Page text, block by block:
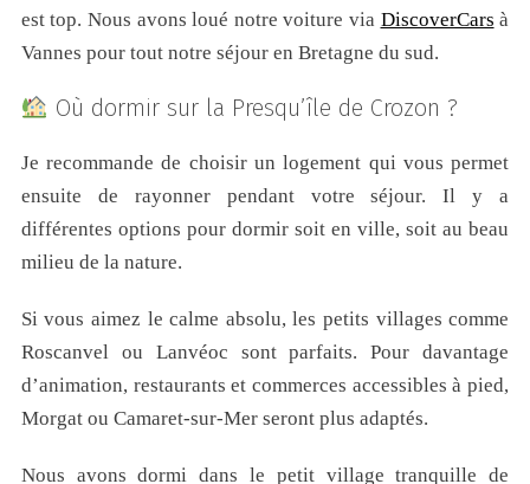
est top. Nous avons loué notre voiture via DiscoverCars à
Vannes pour tout notre séjour en Bretagne du sud.
Où dormir sur la Presqu’île de Crozon ?
Je recommande de choisir un logement qui vous permet
ensuite de rayonner pendant votre séjour. Il y a
différentes options pour dormir soit en ville, soit au beau
milieu de la nature.
Si vous aimez le calme absolu, les petits villages comme
Roscanvel ou Lanvéoc sont parfaits. Pour davantage
d’animation, restaurants et commerces accessibles à pied,
Morgat ou Camaret-sur-Mer seront plus adaptés.
Nous avons dormi dans le petit village tranquille de